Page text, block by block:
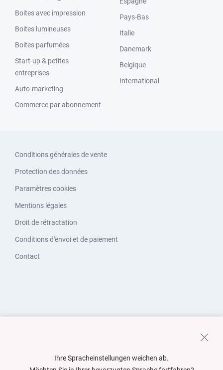
Boites avec impression
Boites lumineuses
Boites parfumées
Start-up & petites
entreprises
Auto-marketing
Commerce par abonnement
Pays-Bas
Italie
Danemark
Belgique
International
Conditions générales de vente
Protection des données
Paramètres cookies
Mentions légales
Droit de rétractation
Conditions d'envoi et de paiement
Contact
Ihre Spracheinstellungen weichen ab.